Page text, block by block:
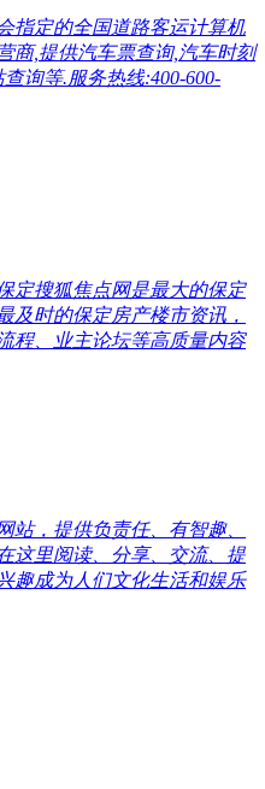
指定的全国道路客运计算机
商,提供汽车票查询,汽车时刻
询等.服务热线:400-600-
定搜狐焦点网是最大的保定
及时的保定房产楼市资讯，
程、业主论坛等高质量内容
站，提供负责任、有智趣、
这里阅读、分享、交流、提
趣成为人们文化生活和娱乐